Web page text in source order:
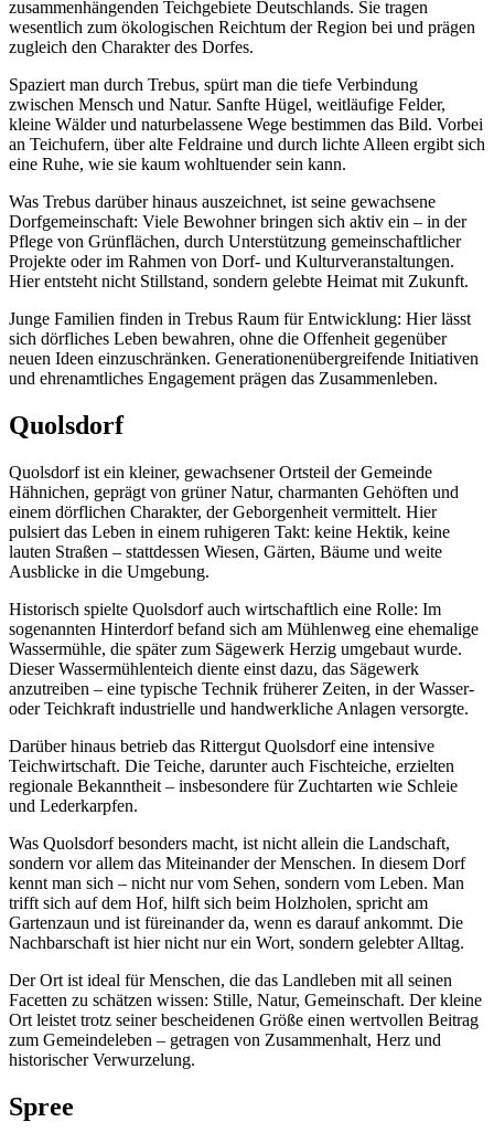
zusammenhängenden Teichgebiete Deutschlands. Sie tragen
wesentlich zum ökologischen Reichtum der Region bei und prägen
zugleich den Charakter des Dorfes.
Spaziert man durch Trebus, spürt man die tiefe Verbindung
zwischen Mensch und Natur. Sanfte Hügel, weitläufige Felder,
kleine Wälder und naturbelassene Wege bestimmen das Bild. Vorbei
an Teichufern, über alte Feldraine und durch lichte Alleen ergibt sich
eine Ruhe, wie sie kaum wohltuender sein kann.
Was Trebus darüber hinaus auszeichnet, ist seine gewachsene
Dorfgemeinschaft: Viele Bewohner bringen sich aktiv ein – in der
Pflege von Grünflächen, durch Unterstützung gemeinschaftlicher
Projekte oder im Rahmen von Dorf- und Kulturveranstaltungen.
Hier entsteht nicht Stillstand, sondern gelebte Heimat mit Zukunft.
Junge Familien finden in Trebus Raum für Entwicklung: Hier lässt
sich dörfliches Leben bewahren, ohne die Offenheit gegenüber
neuen Ideen einzuschränken. Generationenübergreifende Initiativen
und ehrenamtliches Engagement prägen das Zusammenleben.
Quolsdorf
Quolsdorf ist ein kleiner, gewachsener Ortsteil der Gemeinde
Hähnichen, geprägt von grüner Natur, charmanten Gehöften und
einem dörflichen Charakter, der Geborgenheit vermittelt. Hier
pulsiert das Leben in einem ruhigeren Takt: keine Hektik, keine
lauten Straßen – stattdessen Wiesen, Gärten, Bäume und weite
Ausblicke in die Umgebung.
Historisch spielte Quolsdorf auch wirtschaftlich eine Rolle: Im
sogenannten Hinterdorf befand sich am Mühlenweg eine ehemalige
Wassermühle, die später zum Sägewerk Herzig umgebaut wurde.
Dieser Wassermühlenteich diente einst dazu, das Sägewerk
anzutreiben – eine typische Technik früherer Zeiten, in der Wasser-
oder Teichkraft industrielle und handwerkliche Anlagen versorgte.
Darüber hinaus betrieb das Rittergut Quolsdorf eine intensive
Teichwirtschaft. Die Teiche, darunter auch Fischteiche, erzielten
regionale Bekanntheit – insbesondere für Zuchtarten wie Schleie
und Lederkarpfen.
Was Quolsdorf besonders macht, ist nicht allein die Landschaft,
sondern vor allem das Miteinander der Menschen. In diesem Dorf
kennt man sich – nicht nur vom Sehen, sondern vom Leben. Man
trifft sich auf dem Hof, hilft sich beim Holzholen, spricht am
Gartenzaun und ist füreinander da, wenn es darauf ankommt. Die
Nachbarschaft ist hier nicht nur ein Wort, sondern gelebter Alltag.
Der Ort ist ideal für Menschen, die das Landleben mit all seinen
Facetten zu schätzen wissen: Stille, Natur, Gemeinschaft. Der kleine
Ort leistet trotz seiner bescheidenen Größe einen wertvollen Beitrag
zum Gemeindeleben – getragen von Zusammenhalt, Herz und
historischer Verwurzelung.
Spree